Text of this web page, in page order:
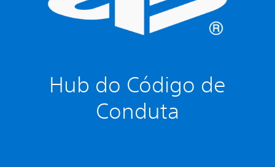
Hub do Código de
Conduta